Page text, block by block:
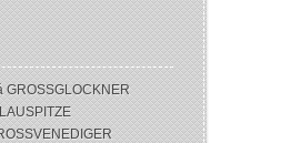
GROSSGLOCKNER